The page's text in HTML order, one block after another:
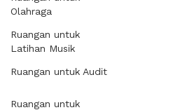
Olahraga
Ruangan untuk
Latihan Musik
Ruangan untuk Audit
Ruangan untuk